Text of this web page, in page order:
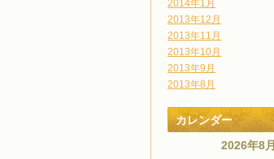
2014年1月
2013年12月
2013年11月
2013年10月
2013年9月
2013年8月
カレンダー
2026年8月